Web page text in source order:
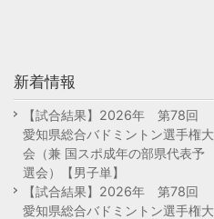
新着情報
【試合結果】2026年 第78回
愛知県総合バドミントン選手権大
会（兼 国スポ成年の部県代表予
選会）【男子単】
【試合結果】2026年 第78回
愛知県総合バドミントン選手権大